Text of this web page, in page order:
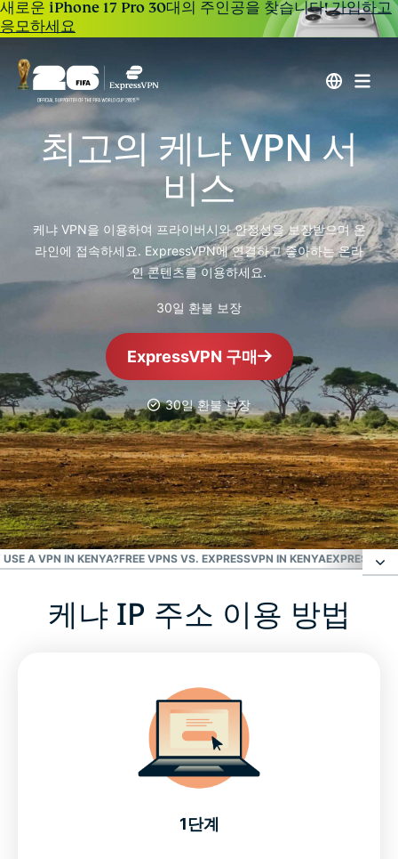
새로운 iPhone 17 Pro 30대의 주인공을 찾습니다!가입하고
응모하세요
최고의 케냐 VPN 서
비스
케냐 VPN을 이용하여 프라이버시와 안정성을 보장받으며 온
라인에 접속하세요. ExpressVPN에 연결하고 좋아하는 온라
인 콘텐츠를 이용하세요.
30일 환불 보장
ExpressVPN 구매
30일 환불 보장
가장 신뢰받는 VPN
최고의 케냐 VPN
A VPN IN KENYA?FREE VPNS VS. EXPRESSVPN IN KENYA
케냐 IP 주소 이용 방법
PC, Mac, iPhone, Android 등에서 이용 가능한 케냐
케냐 IP 주소 이용 방법
1단계